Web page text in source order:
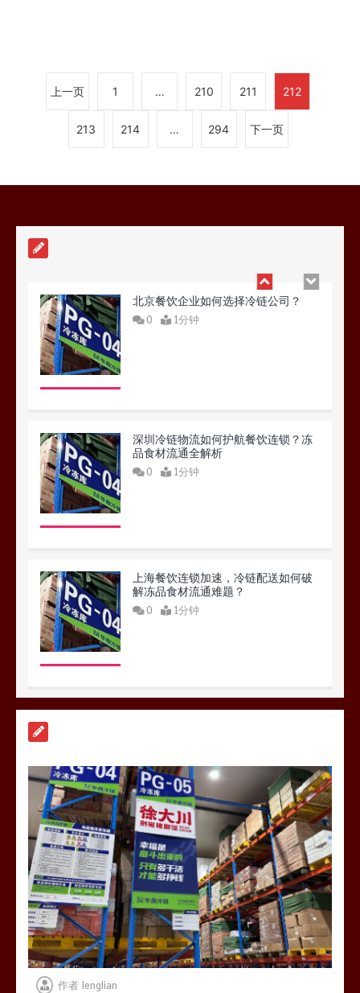
上一页 1 … 210 211 212
213 214 … 294 下一页
北京餐饮企业如何选择冷链公司？
0 1分钟
深圳冷链物流如何护航餐饮连锁？冻
品食材流通全解析
0 1分钟
上海餐饮连锁加速，冷链配送如何破
解冻品食材流通难题？
0 1分钟
北京餐饮企业如何选择冷链公司？
0 1分钟
作者 lenglian